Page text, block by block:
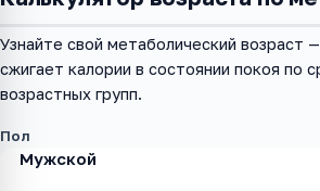
Узнайте свой метаболический возраст
сжигает калории в состоянии покоя по
возрастных групп.
Пол